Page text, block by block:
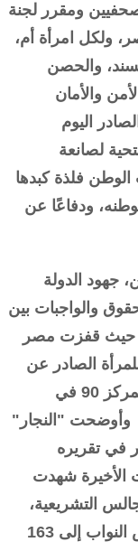
ومقرر لجنة
ولكل امرأة أم،
والحصن
والأمان
اليوم
لصانعة
الوطن فلذة كبدها
ودفاعًا عن
جهود الدولة
والواجبات بين
حيث قفزت مصر
الصادر عن
المنتدى الاقتصادي العالمي، لتصل إلى المركز 90 في
مقابل المركز 134 في 2014م. وأوضحت "النجار"
في تقريره
الأخيرة شهدت
التشريعية،
حيث ارتفع عدد مقاعد المرأة في مجلس النواب إلى 163